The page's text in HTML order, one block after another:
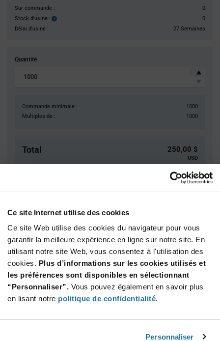
Ce site Internet utilise des cookies
Ce site Web utilise des cookies du navigateur pour vous
garantir la meilleure expérience en ligne sur notre site. En
utilisant notre site Web, vous consentez à l'utilisation des
cookies. Plus d’informations sur les cookies utilisés et
les préférences sont disponibles en sélectionnant
“Personnaliser”. Vous pouvez également en savoir plus
en lisant notre politique de confidentialité.
Personnaliser
Sur commande :
0
Stock d'usine :
Stock
0
Délai d'usine :
27 Semaines
Quantité
Commande minimale :
1000
Multiples de :
1000
Total 250,00 $
USD
Quantité Prix unitaire
1 000
$0.25
2 000
$0.246
3 000+
$0.242
Product
Variant
Emballages disponibles